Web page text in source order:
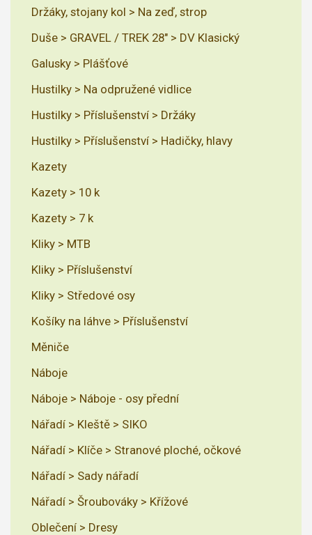
Držáky, stojany kol > Na zeď, strop
Duše > GRAVEL / TREK 28" > DV Klasický
Galusky > Plášťové
Hustilky > Na odpružené vidlice
Hustilky > Příslušenství > Držáky
Hustilky > Příslušenství > Hadičky, hlavy
Kazety
Kazety > 10 k
Kazety > 7 k
Kliky > MTB
Kliky > Příslušenství
Kliky > Středové osy
Košíky na láhve > Příslušenství
Měniče
Náboje
Náboje > Náboje - osy přední
Nářadí > Kleště > SIKO
Nářadí > Klíče > Stranové ploché, očkové
Nářadí > Sady nářadí
Nářadí > Šroubováky > Křížové
Oblečení > Dresy